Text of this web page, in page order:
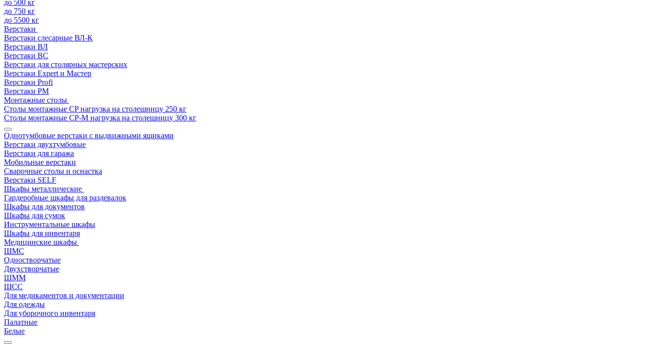
до 500 кг
до 750 кг
до 5500 кг
Верстаки
Верстаки слесарные ВЛ-К
Верстаки ВЛ
Верстаки ВС
Верстаки для столярных мастерских
Верстаки Expert и Мастер
Верстаки Profi
Верстаки РМ
Монтажные столы
Столы монтажные СP нагрузка на столешницу 250 кг
Столы монтажные СР-М нагрузка на столешницу 300 кг
Однотумбовые верстаки с выдвижными ящиками
Верстаки двухтумбовые
Верстаки для гаража
Мобильные верстаки
Сварочные столы и оснастка
Верстаки SELF
Шкафы металлические
Гардеробные шкафы для раздевалок
Шкафы для документов
Шкафы для сумок
Инструментальные шкафы
Шкафы для инвентаря
Медицинские шкафы
ШМС
Одностворчатые
Двухстворчатые
ШММ
ШСС
Для медикаментов и документации
Для одежды
Для уборочного инвентаря
Палатные
Белые